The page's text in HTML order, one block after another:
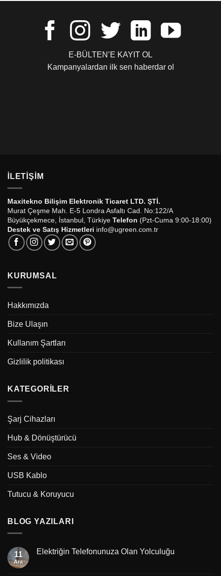
E-BÜLTEN’E KAYIT OL
Kampanyalardan ilk sen haberdar ol
İLETIŞIM
Maxitekno Bilişim Elektronik Ticaret LTD. ŞTİ.
Murat Çeşme Mah. E-5 Londra Asfaltı Cad. No:122/A
Büyükçekmece, İstanbul, Türkiye Telefon (Pzt-Cuma 9:00-18:00)
Destek ve Satış Hizmetleri info@ugreen.com.tr
KURUMSAL
Hakkımızda
Bize Ulaşın
Kullanım Şartları
Gizlilik politikası
KATEGORILER
Şarj Cihazları
Hub & Dönüştürücü
Ses & Video
USB Kablo
Tutucu & Koruyucu
BLOG YAZILARI
11
Ara
Elektriğin Telefonunuza Olan Yolculuğu